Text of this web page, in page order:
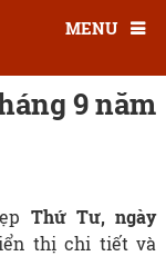
MENU
9 năm
Thứ Tư, ngày
thị chi tiết và